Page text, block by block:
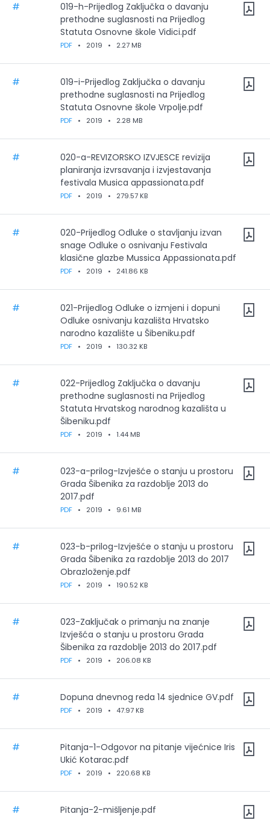
#
019-h-Prijedlog Zaključka o davanju
prethodne suglasnosti na Prijedlog
Statuta Osnovne škole Vidici.pdf
PDF • 2019 • 2.27 MB
#
019-i-Prijedlog Zaključka o davanju
prethodne suglasnosti na Prijedlog
Statuta Osnovne škole Vrpolje.pdf
PDF • 2019 • 2.28 MB
#
020-a-REVIZORSKO IZVJESCE revizija
planiranja izvrsavanja i izvjestavanja
festivala Musica appassionata.pdf
PDF • 2019 • 279.57 KB
#
020-Prijedlog Odluke o stavljanju izvan
snage Odluke o osnivanju Festivala
klasične glazbe Mussica Appassionata.pdf
PDF • 2019 • 241.86 KB
#
021-Prijedlog Odluke o izmjeni i dopuni
Odluke osnivanju kazališta Hrvatsko
narodno kazalište u Šibeniku.pdf
PDF • 2019 • 130.32 KB
#
022-Prijedlog Zaključka o davanju
prethodne suglasnosti na Prijedlog
Statuta Hrvatskog narodnog kazališta u
Šibeniku.pdf
PDF • 2019 • 1.44 MB
#
023-a-prilog-Izvješće o stanju u prostoru
Grada Šibenika za razdoblje 2013 do
2017.pdf
PDF • 2019 • 9.61 MB
#
023-b-prilog-Izvješće o stanju u prostoru
Grada Šibenika za razdoblje 2013 do 2017
Obrazloženje.pdf
PDF • 2019 • 190.52 KB
#
023-Zaključak o primanju na znanje
Izvješća o stanju u prostoru Grada
Šibenika za razdoblje 2013 do 2017.pdf
PDF • 2019 • 206.08 KB
# Dopuna dnevnog reda 14 sjednice GV.pdf
PDF • 2019 • 47.97 KB
#
Pitanja-1-Odgovor na pitanje vijećnice Iris
Ukić Kotarac.pdf
PDF • 2019 • 220.68 KB
# Pitanja-2-mišljenje.pdf